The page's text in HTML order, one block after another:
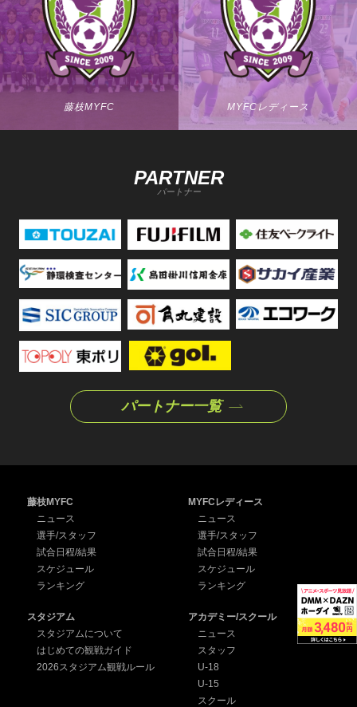
藤枝MYFC MYFCレディース
PARTNER
パートナー
パートナー一覧
藤枝MYFC
ニュース
選手/スタッフ
試合日程/結果
スケジュール
ランキング
MYFCレディース
ニュース
選手/スタッフ
試合日程/結果
スケジュール
ランキング
スタジアム
スタジアムについて
はじめての観戦ガイド
2026スタジアム観戦ルール
アカデミー/スクール
ニュース
スタッフ
U-18
U-15
スクール